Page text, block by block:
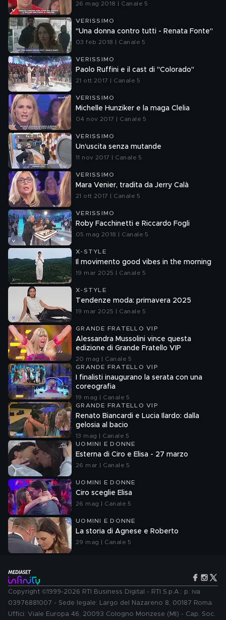
26 mag 2018 | Canale 5
VERISSIMO
"Una donna contro tutti - Renata Fonte"
03 feb 2018 | Canale 5
VERISSIMO
Paolo Ruffini e il cast di "Colorado"
21 ott 2017 | Canale 5
VERISSIMO
Michelle Hunziker e la maga Clelia
04 nov 2017 | Canale 5
VERISSIMO
Un'uscita senza mutande
11 nov 2017 | Canale 5
VERISSIMO
Mara Venier, tradita da Jerry Calà
21 ott 2017 | Canale 5
VERISSIMO
Roby Facchinetti e Riccardo Fogli
05 mag 2018 | Canale 5
X-STYLE
Il movimento good vibes in the morning
19 mar 2025 | Canale 5
X-STYLE
Tendenze moda: primavera 2025
19 mar 2025 | Canale 5
GRANDE FRATELLO VIP
Alessandra Mussolini vince questa
edizione di Grande Fratello VIP
20 mag | Canale 5
GRANDE FRATELLO VIP
I finalisti inaugurano la serata con una
coreografia
19 mag | Canale 5
GRANDE FRATELLO VIP
Renato Biancardi e Lucia Ilardo: dalla
gelosia al bacio
13 mag | Canale 5
UOMINI E DONNE
Esterna di Ciro e Elisa - 27 marzo
26 mar | Canale 5
UOMINI E DONNE
Ciro sceglie Elisa
26 mag | Canale 5
UOMINI E DONNE
La storia di Agnese e Roberto
29 mag | Canale 5
Copyright ©1999-2026 RTI Business Digital - RTI S.p.A.: p. iva
03976881007 - Sede legale: Largo del Nazareno 8, 00187 Roma.
Uffici: Viale Europa 46, 20093 Cologno Monzese (MI) - Cap. Soc.